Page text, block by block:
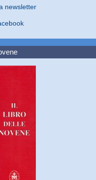
newsletter